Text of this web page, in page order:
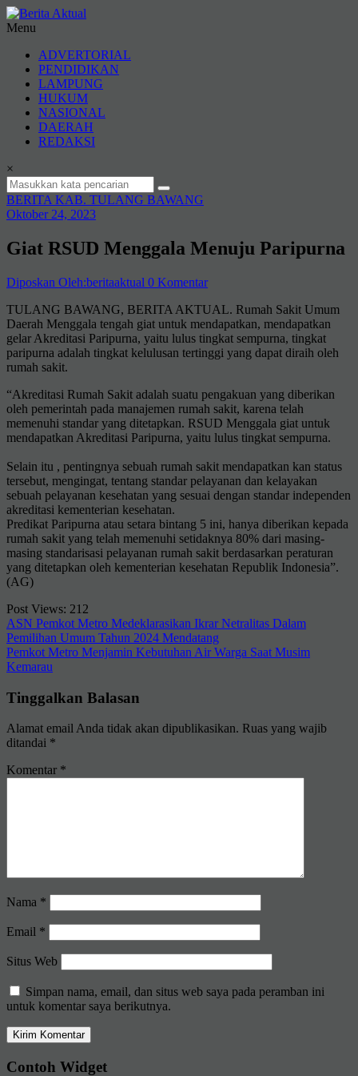
Lompat
ke
Aktual
terpercaya
Menu
ADVERTORIAL
PENDIDIKAN
LAMPUNG
HUKUM
NASIONAL
DAERAH
REDAKSI
×
BERITA KAB. TULANG BAWANG
Oktober 24, 2023
Giat RSUD Menggala Menuju Paripurna
Diposkan Oleh:beritaaktual 0 Komentar
TULANG BAWANG, BERITA AKTUAL. Rumah Sakit Umum
Daerah Menggala tengah giat untuk mendapatkan, mendapatkan
gelar Akreditasi Paripurna, yaitu lulus tingkat sempurna, tingkat
paripurna adalah tingkat kelulusan tertinggi yang dapat diraih oleh
rumah sakit.
“Akreditasi Rumah Sakit adalah suatu pengakuan yang diberikan
oleh pemerintah pada manajemen rumah sakit, karena telah
memenuhi standar yang ditetapkan. RSUD Menggala giat untuk
mendapatkan Akreditasi Paripurna, yaitu lulus tingkat sempurna.
Selain itu , pentingnya sebuah rumah sakit mendapatkan kan status
tersebut, mengingat, tentang standar pelayanan dan kelayakan
sebuah pelayanan kesehatan yang sesuai dengan standar independen
akreditasi kementerian kesehatan.
Predikat Paripurna atau setara bintang 5 ini, hanya diberikan kepada
rumah sakit yang telah memenuhi setidaknya 80% dari masing-
masing standarisasi pelayanan rumah sakit berdasarkan peraturan
yang ditetapkan oleh kementerian kesehatan Republik Indonesia”.
(AG)
Post Views: 212
Navigasi
pos
ASN Pemkot Metro Medeklarasikan Ikrar Netralitas Dalam
Pemilihan Umum Tahun 2024 Mendatang
Pemkot Metro Menjamin Kebutuhan Air Warga Saat Musim
Kemarau
Tinggalkan Balasan
Alamat email Anda tidak akan dipublikasikan. Ruas yang wajib
ditandai *
Komentar *
Nama *
Email *
Situs Web
Simpan nama, email, dan situs web saya pada peramban ini
untuk komentar saya berikutnya.
Contoh Widget